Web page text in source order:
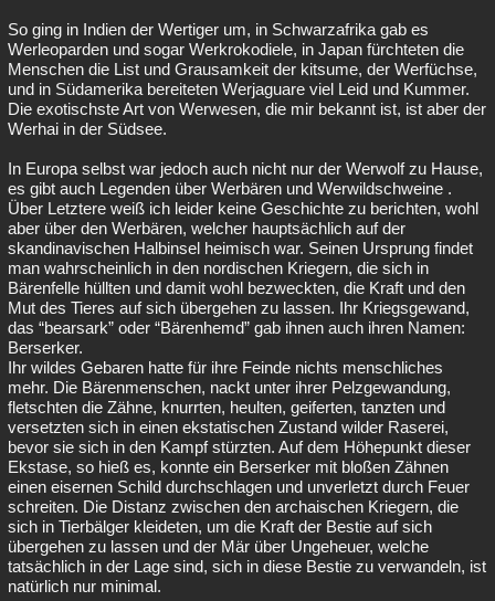
So ging in Indien der Wertiger um, in Schwarzafrika gab es
Werleoparden und sogar Werkrokodiele, in Japan fürchteten die
Menschen die List und Grausamkeit der kitsume, der Werfüchse,
und in Südamerika bereiteten Werjaguare viel Leid und Kummer.
Die exotischste Art von Werwesen, die mir bekannt ist, ist aber der
Werhai in der Südsee.
In Europa selbst war jedoch auch nicht nur der Werwolf zu Hause,
es gibt auch Legenden über Werbären und Werwildschweine .
Über Letztere weiß ich leider keine Geschichte zu berichten, wohl
aber über den Werbären, welcher hauptsächlich auf der
skandinavischen Halbinsel heimisch war. Seinen Ursprung findet
man wahrscheinlich in den nordischen Kriegern, die sich in
Bärenfelle hüllten und damit wohl bezweckten, die Kraft und den
Mut des Tieres auf sich übergehen zu lassen. Ihr Kriegsgewand,
das “bearsark” oder “Bärenhemd” gab ihnen auch ihren Namen:
Berserker.
Ihr wildes Gebaren hatte für ihre Feinde nichts menschliches
mehr. Die Bärenmenschen, nackt unter ihrer Pelzgewandung,
fletschten die Zähne, knurrten, heulten, geiferten, tanzten und
versetzten sich in einen ekstatischen Zustand wilder Raserei,
bevor sie sich in den Kampf stürzten. Auf dem Höhepunkt dieser
Ekstase, so hieß es, konnte ein Berserker mit bloßen Zähnen
einen eisernen Schild durchschlagen und unverletzt durch Feuer
schreiten. Die Distanz zwischen den archaischen Kriegern, die
sich in Tierbälger kleideten, um die Kraft der Bestie auf sich
übergehen zu lassen und der Mär über Ungeheuer, welche
tatsächlich in der Lage sind, sich in diese Bestie zu verwandeln, ist
natürlich nur minimal.